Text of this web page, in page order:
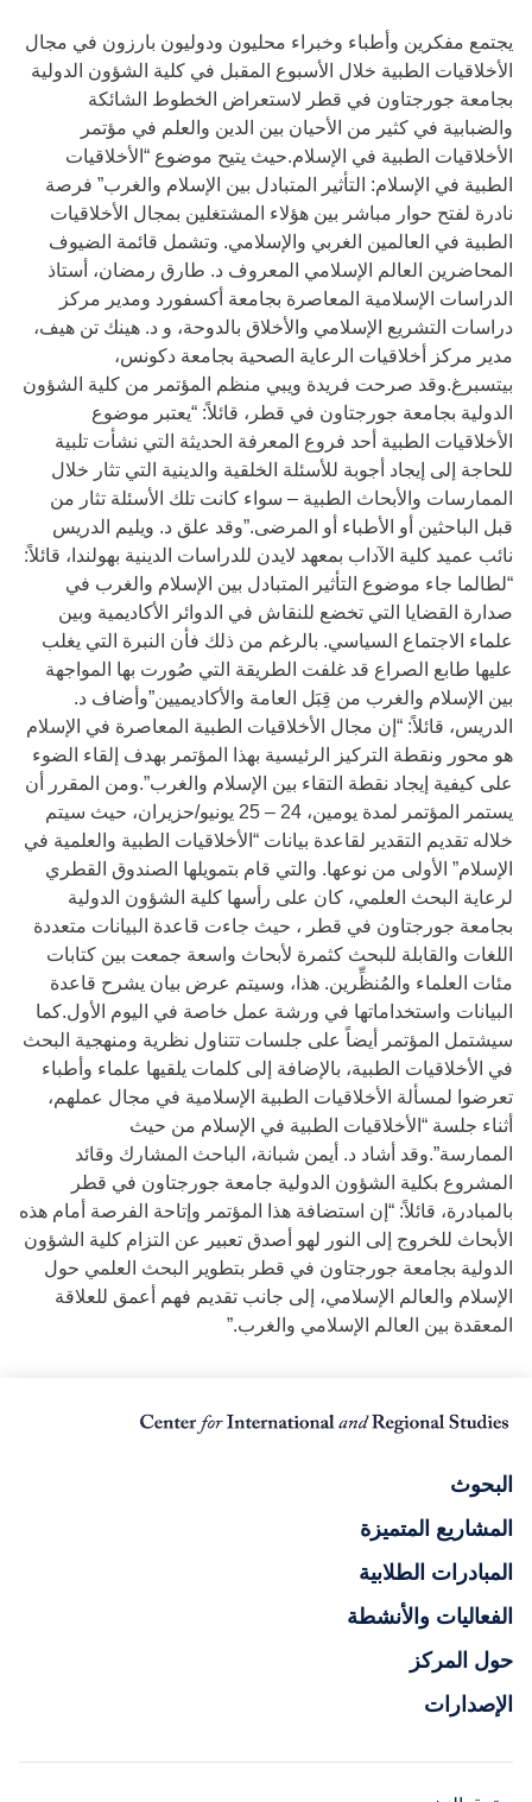
يجتمع مفكرين وأطباء وخبراء محليون ودوليون بارزون في مجال
الأخلاقيات الطبية خلال الأسبوع المقبل في كلية الشؤون الدولية
بجامعة جورجتاون في قطر لاستعراض الخطوط الشائكة
والضبابية في كثير من الأحيان بين الدين والعلم في مؤتمر
الأخلاقيات الطبية في الإسلام.حيث يتيح موضوع “الأخلاقيات
الطبية في الإسلام: التأثير المتبادل بين الإسلام والغرب” فرصة
نادرة لفتح حوار مباشر بين هؤلاء المشتغلين بمجال الأخلاقيات
الطبية في العالمين الغربي والإسلامي. وتشمل قائمة الضيوف
المحاضرين العالم الإسلامي المعروف د. طارق رمضان، أستاذ
الدراسات الإسلامية المعاصرة بجامعة أكسفورد ومدير مركز
دراسات التشريع الإسلامي والأخلاق بالدوحة، و د. هينك تن هيف،
مدير مركز أخلاقيات الرعاية الصحية بجامعة دكونس،
بيتسبرغ.وقد صرحت فريدة ويبي منظم المؤتمر من كلية الشؤون
الدولية بجامعة جورجتاون في قطر، قائلاً: “يعتبر موضوع
الأخلاقيات الطبية أحد فروع المعرفة الحديثة التي نشأت تلبية
للحاجة إلى إيجاد أجوبة للأسئلة الخلقية والدينية التي تثار خلال
الممارسات والأبحاث الطبية – سواء كانت تلك الأسئلة تثار من
قبل الباحثين أو الأطباء أو المرضى.”وقد علق د. ويليم الدريس
نائب عميد كلية الآداب بمعهد لايدن للدراسات الدينية بهولندا، قائلاً:
“لطالما جاء موضوع التأثير المتبادل بين الإسلام والغرب في
صدارة القضايا التي تخضع للنقاش في الدوائر الأكاديمية وبين
علماء الاجتماع السياسي. بالرغم من ذلك فأن النبرة التي يغلب
عليها طابع الصراع قد غلفت الطريقة التي صُورت بها المواجهة
بين الإسلام والغرب من قِبَل العامة والأكاديميين”وأضاف د.
الدريس، قائلاً: “إن مجال الأخلاقيات الطبية المعاصرة في الإسلام
هو محور ونقطة التركيز الرئيسية بهذا المؤتمر بهدف إلقاء الضوء
على كيفية إيجاد نقطة التقاء بين الإسلام والغرب”.ومن المقرر أن
يستمر المؤتمر لمدة يومين، 24 – 25 يونيو/حزيران، حيث سيتم
خلاله تقديم التقدير لقاعدة بيانات “الأخلاقيات الطبية والعلمية في
الإسلام” الأولى من نوعها. والتي قام بتمويلها الصندوق القطري
لرعاية البحث العلمي، كان على رأسها كلية الشؤون الدولية
بجامعة جورجتاون في قطر ، حيث جاءت قاعدة البيانات متعددة
اللغات والقابلة للبحث كثمرة لأبحاث واسعة جمعت بين كتابات
مئات العلماء والمُنظِّرين. هذا، وسيتم عرض بيان يشرح قاعدة
البيانات واستخداماتها في ورشة عمل خاصة في اليوم الأول.كما
سيشتمل المؤتمر أيضاً على جلسات تتناول نظرية ومنهجية البحث
في الأخلاقيات الطبية، بالإضافة إلى كلمات يلقيها علماء وأطباء
تعرضوا لمسألة الأخلاقيات الطبية الإسلامية في مجال عملهم،
أثناء جلسة “الأخلاقيات الطبية في الإسلام من حيث
الممارسة”.وقد أشاد د. أيمن شبانة، الباحث المشارك وقائد
المشروع بكلية الشؤون الدولية جامعة جورجتاون في قطر
بالمبادرة، قائلاً: “إن استضافة هذا المؤتمر وإتاحة الفرصة أمام هذه
الأبحاث للخروج إلى النور لهو أصدق تعبير عن التزام كلية الشؤون
الدولية بجامعة جورجتاون في قطر بتطوير البحث العلمي حول
الإسلام والعالم الإسلامي، إلى جانب تقديم فهم أعمق للعلاقة
المعقدة بين العالم الإسلامي والغرب.”
البحوث
المشاريع المتميزة
المبادرات الطلابية
الفعاليات والأنشطة
حول المركز
الإصدارات